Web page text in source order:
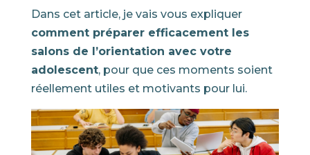
Dans cet article, je vais vous expliquer
comment préparer efficacement les
salons de l’orientation avec votre
adolescent, pour que ces moments soient
réellement utiles et motivants pour lui.